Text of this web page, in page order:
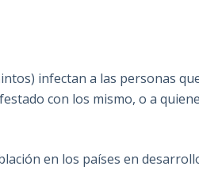
infectan a las personas
con los mismo, o a
en los países en